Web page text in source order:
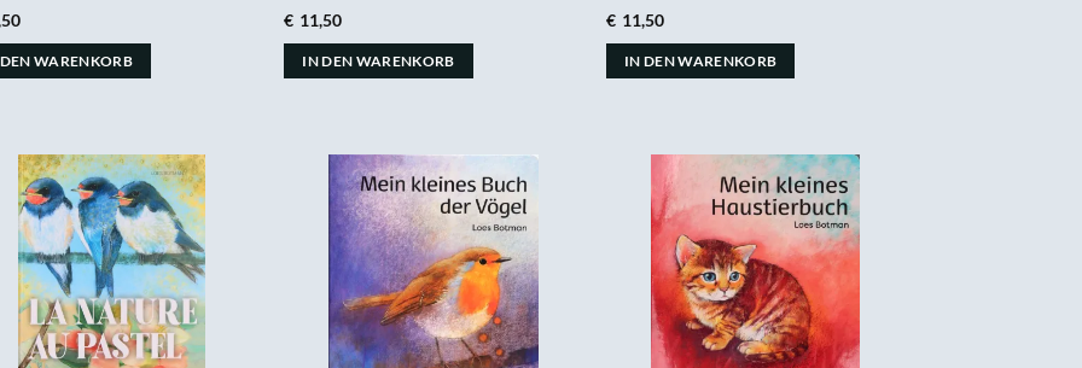
WARENKORB
€ 11,50
IN DEN WARENKORB
€ 11,50
IN DEN WARENKORB